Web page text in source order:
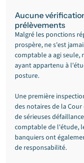
Aucune
prélèvements
Malgré les ponctions
prospère, ne s'est
comptable a agi seule,
ayant appartenu à
posture.
Une première
des notaires de la
de sérieuses
comptable de l'étude,
banquiers ont
de responsabilité.